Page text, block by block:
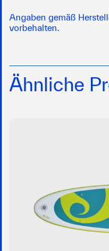
Angaben gemäß
vorbehalten.
Ähnliche